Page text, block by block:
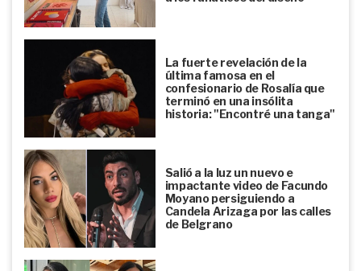
La fuerte revelación de la
última famosa en el
confesionario de Rosalía que
terminó en una insólita
historia: "Encontré una tanga"
Salió a la luz un nuevo e
impactante video de Facundo
Moyano persiguiendo a
Candela Arizaga por las calles
de Belgrano